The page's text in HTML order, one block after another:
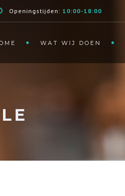
Openingstijden: 10:00-18:00
WAT WIJ DOEN